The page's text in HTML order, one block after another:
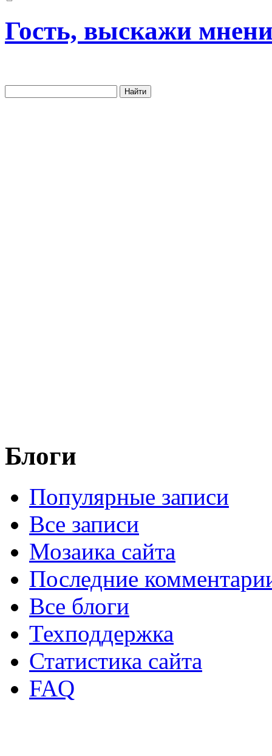
Гость, выскажи
Блоги
Популярные записи
Все записи
Мозаика сайта
Последние
Все блоги
Техподдержка
Статистика сайта
FAQ